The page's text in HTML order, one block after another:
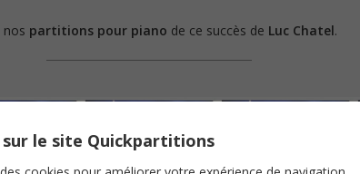
nos partitions pour piano de ce succès de Luc Chatel.
sur le site Quickpartitions